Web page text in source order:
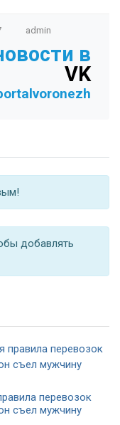
admin
в
VK
добавлять
перевозок
съел мужчину